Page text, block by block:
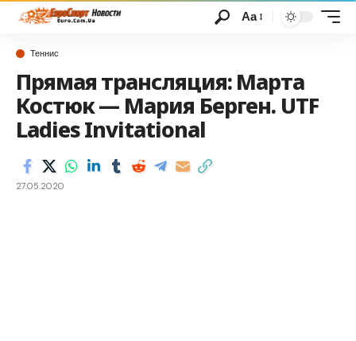
Аа
Теннис
Прямая трансляция: Марта
Костюк — Мария Берген. UTF
Ladies Invitational
27.05.2020